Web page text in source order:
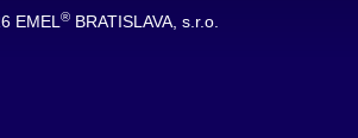
EMEL ® BRATISLAVA, s.r.o.